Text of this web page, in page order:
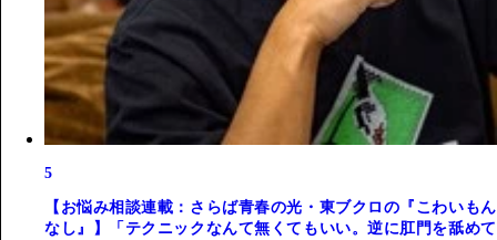
5
【お悩み相談連載：さらば青春の光・東ブクロの『こわいもん
なし』】「テクニックなんて無くてもいい。逆に肛門を舐めて